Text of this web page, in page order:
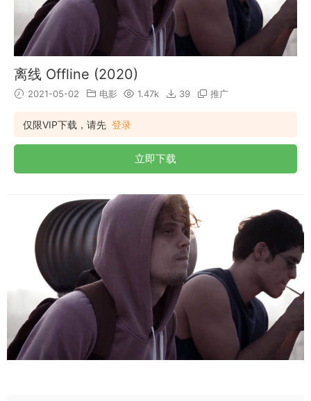
离线 Offline (2020)
2021-05-02 电影 1.47k 39 推广
仅限VIP下载，请先 登录
立即下载